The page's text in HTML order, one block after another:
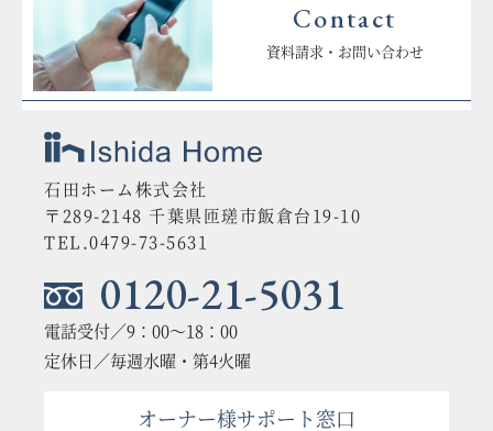
Contact
資料請求・お問い合わせ
石田ホーム株式会社
〒289-2148 千葉県匝瑳市飯倉台19-10
TEL.0479-73-5631
0120-21-5031
電話受付／9：00〜18：00
定休日／毎週水曜・第4火曜
オーナー様サポート窓口